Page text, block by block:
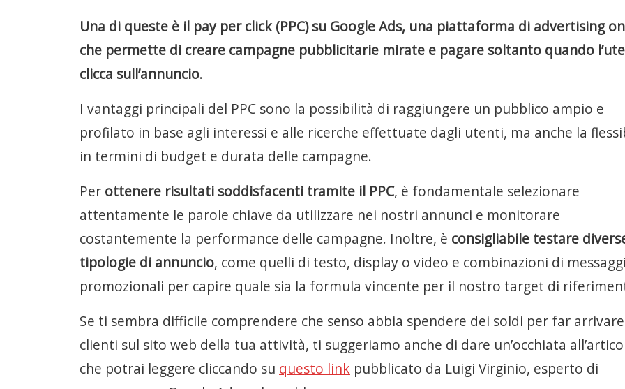
Una di queste è il pay per click (PPC) su Google Ads, una piattaforma di advertising
che permette di creare campagne pubblicitarie mirate e pagare soltanto quando
clicca sull’annuncio.
I vantaggi principali del PPC sono la possibilità di raggiungere un pubblico ampio e
profilato in base agli interessi e alle ricerche effettuate dagli utenti, ma anche la
in termini di budget e durata delle campagne.
Per ottenere risultati soddisfacenti tramite il PPC, è fondamentale selezionare
attentamente le parole chiave da utilizzare nei nostri annunci e monitorare
costantemente la performance delle campagne. Inoltre, è consigliabile testare
tipologie di annuncio, come quelli di testo, display o video e combinazioni di messaggi
promozionali per capire quale sia la formula vincente per il nostro target di
Se ti sembra difficile comprendere che senso abbia spendere dei soldi per far
clienti sul sito web della tua attività, ti suggeriamo anche di dare un’occhiata
che potrai leggere cliccando su questo link pubblicato da Luigi Virginio, esperto di